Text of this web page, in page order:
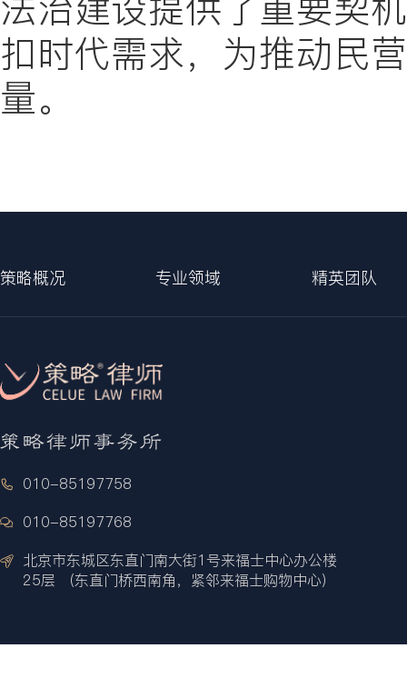
扣时代需求，为推动民
量。
策略概况 专业领域 精英团队
010-85197758
010-85197768
北京市东城区东直门南大街1号来福士中心办公楼
25层 （东直门桥西南角，紧邻来福士购物中心）